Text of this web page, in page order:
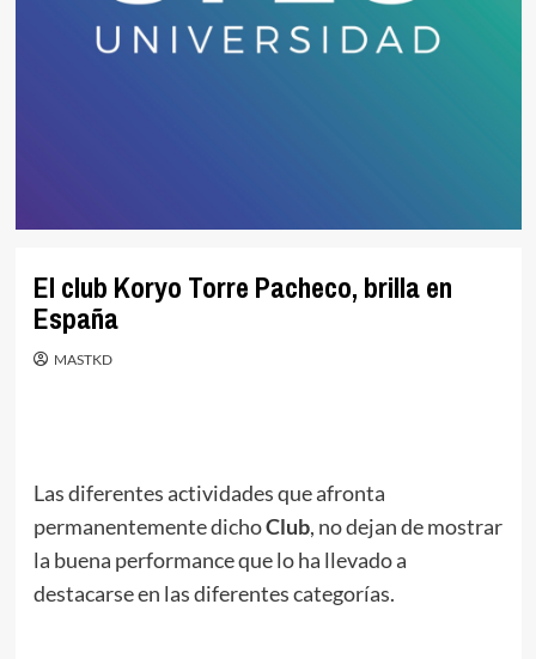
El club Koryo Torre Pacheco, brilla en
España
MASTKD
Las diferentes actividades que afronta
permanentemente dichoClub, no dejan de mostrar
la buena performance que lo ha llevado a
destacarse en las diferentes categorías.